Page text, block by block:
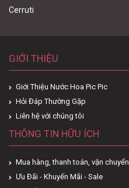
Cerruti
GIỚI THIỆU
Giới Thiệu Nước Hoa Pic Pic
Hỏi Đáp Thường Gặp
Liên hệ với chúng tôi
THÔNG TIN HỮU ÍCH
Mua hàng, thanh toán, vận chuyển
Ưu Đãi - Khuyến Mãi - Sale